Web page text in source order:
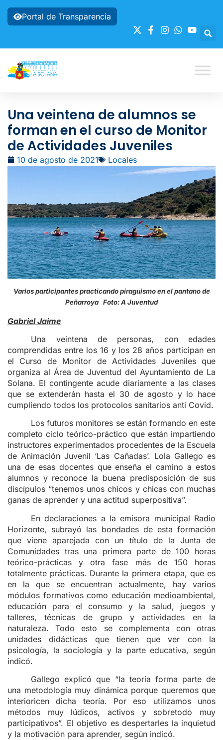
Portal de Transparencia
Una veintena de alumnos se
forman en el curso de Monitor
de Actividades Juveniles
10 de agosto de 2021 Locales
Varios participantes practicando piraguismo en el pantano de
Peñarroya Foto: A Juventud
Gabriel Jaime
Una veintena de personas, con edades
comprendidas entre los 16 y los 28 años participan en
el Curso de Monitor de Actividades Juveniles que
organiza al Área de Juventud del Ayuntamiento de La
Solana. El contingente acude diariamente a las clases
que se extenderán hasta el 30 de agosto y lo hace
cumpliendo todos los protocolos sanitarios anti Covid.
Los futuros monitores se están formando en este
completo ciclo teórico-práctico que están impartiendo
instructores experimentados procedentes de la Escuela
de Animación Juvenil ‘Las Cañadas’. Lola Gallego es
una de esas docentes que enseña el camino a estos
alumnos y reconoce la buena predisposición de sus
discípulos “tenemos unos chicos y chicas con muchas
ganas de aprender y una actitud superpositiva”.
En declaraciones a la emisora municipal Radio
Horizonte, subrayó las bondades de esta formación
que viene aparejada con un título de la Junta de
Comunidades tras una primera parte de 100 horas
teórico-prácticas y otra fase más de 150 horas
totalmente prácticas. Durante la primera etapa, que es
en la que se encuentran actualmente, hay varios
módulos formativos como educación medioambiental,
educación para el consumo y la salud, juegos y
talleres, técnicas de grupo y actividades en la
naturaleza. Todo esto se complementa con otras
unidades didácticas que tienen que ver con la
psicología, la sociología y la parte educativa, según
indicó.
Gallego explicó que “la teoría forma parte de
una metodología muy dinámica porque queremos que
interioricen dicha teoría. Por eso utilizamos unos
métodos muy lúdicos, activos y sobretodo muy
participativos”. El objetivo es despertarles la inquietud
y la motivación para aprender, según indicó.